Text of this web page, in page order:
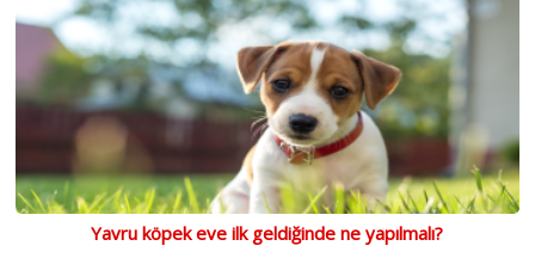
Yavru köpek eve ilk geldiğinde ne yapılmalı?